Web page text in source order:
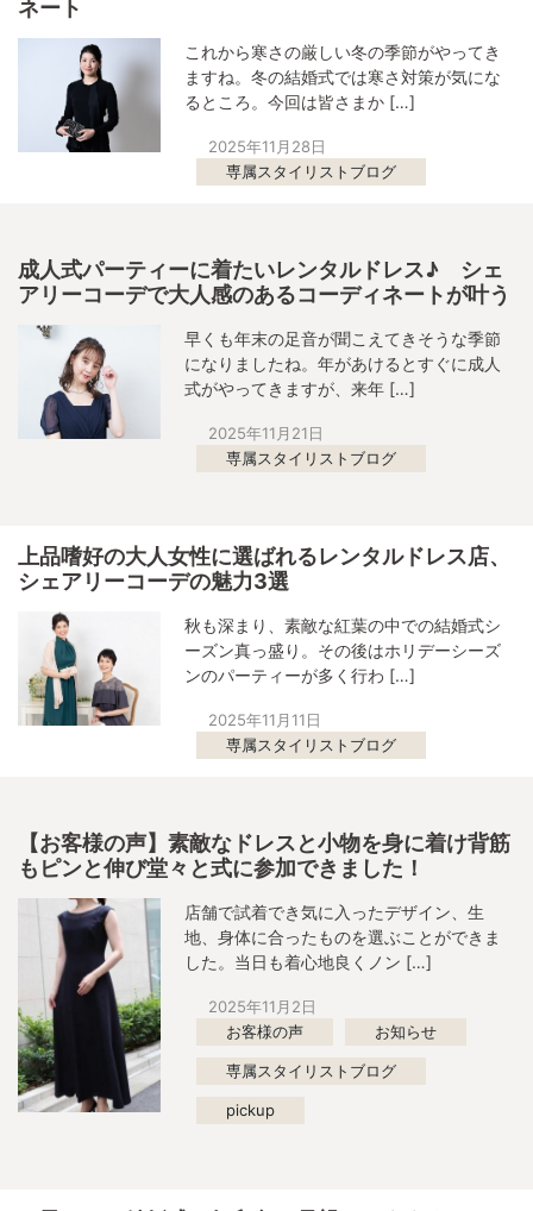
ネート
これから寒さの厳しい冬の季節がやってき
ますね。冬の結婚式では寒さ対策が気にな
るところ。今回は皆さまか […]
2025年11月28日
専属スタイリストブログ
成人式パーティーに着たいレンタルドレス♪ シェ
アリーコーデで大人感のあるコーディネートが叶う
早くも年末の足音が聞こえてきそうな季節
になりましたね。年があけるとすぐに成人
式がやってきますが、来年 […]
2025年11月21日
専属スタイリストブログ
上品嗜好の大人女性に選ばれるレンタルドレス店、
シェアリーコーデの魅力3選
秋も深まり、素敵な紅葉の中での結婚式シ
ーズン真っ盛り。その後はホリデーシーズ
ンのパーティーが多く行わ […]
2025年11月11日
専属スタイリストブログ
【お客様の声】素敵なドレスと小物を身に着け背筋
もピンと伸び堂々と式に参加できました！
店舗で試着でき気に入ったデザイン、生
地、身体に合ったものを選ぶことができま
した。当日も着心地良くノン […]
2025年11月2日
お客様の声
お知らせ
専属スタイリストブログ
pickup